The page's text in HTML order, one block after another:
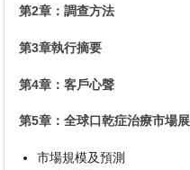
第2章：調查方法
第3章執行摘要
第4章：客戶心聲
第5章：全球口乾症治療市場
市場規模及預測